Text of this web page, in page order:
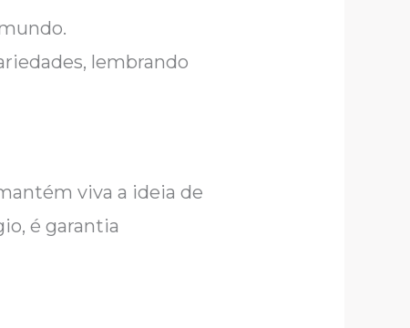
lembrando
viva a ideia de
é garantia